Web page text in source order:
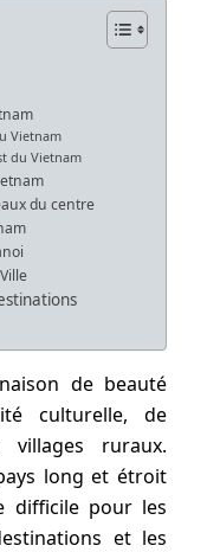
Vietnam
du Vietnam
du centre
de beauté
culturelle, de
ruraux.
long et étroit
difficile pour les
et les